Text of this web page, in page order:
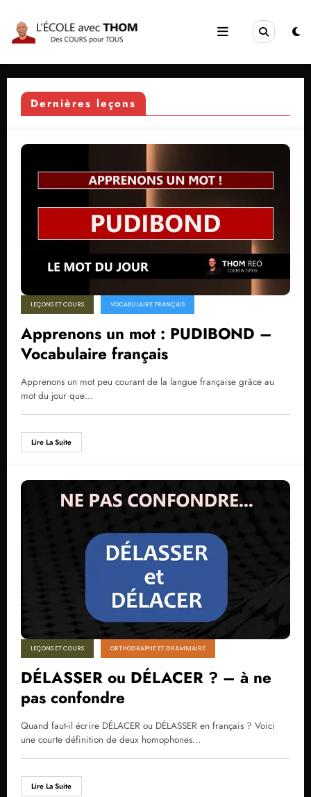
contenu
Dernières leçons
LEÇONS ET COURS VOCABULAIRE FRANÇAIS
Apprenons un mot : PUDIBOND –
Vocabulaire français
Apprenons un mot peu courant de la langue française grâce au
mot du jour que…
Lire La Suite
LEÇONS ET COURS ORTHOGRAPHE ET GRAMMAIRE
DÉLASSER ou DÉLACER ? – à ne
pas confondre
Quand faut-il écrire DÉLACER ou DÉLASSER en français ? Voici
une courte définition de deux homophones…
Lire La Suite